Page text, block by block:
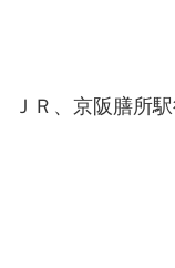
ＪＲ、京阪膳所